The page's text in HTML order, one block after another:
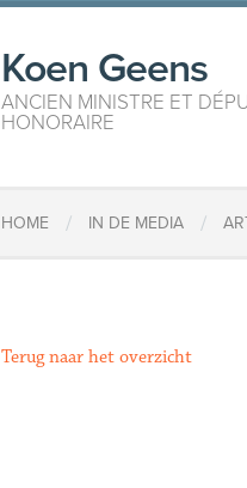
Koen Geens
ANCIEN MINISTRE ET
HONORAIRE
HOME / IN DE MEDIA /
Terug naar het overzicht